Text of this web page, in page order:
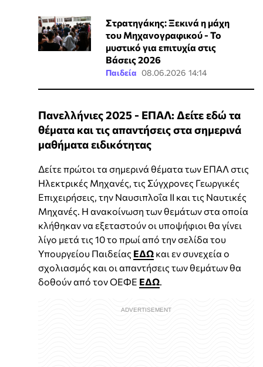
Στρατηγάκης: Ξεκινά η μάχη
του Μηχανογραφικού - Το
μυστικό για επιτυχία στις
Βάσεις 2026
Παιδεία 08.06.2026 14:14
Πανελλήνιες 2025 - ΕΠΑΛ: Δείτε εδώ τα
θέματα και τις απαντήσεις στα σημερινά
μαθήματα ειδικότητας
Δείτε πρώτοι τα σημερινά θέματα των ΕΠΑΛ στις
Ηλεκτρικές Μηχανές, τις Σύγχρονες Γεωργικές
Επιχειρήσεις, την Ναυσιπλοΐα ΙΙ και τις Ναυτικές
Μηχανές. Η ανακοίνωση των θεμάτων στα οποία
κλήθηκαν να εξεταστούν οι υποψήφιοι θα γίνει
λίγο μετά τις 10 το πρωί από την σελίδα του
Υπουργείου Παιδείας ΕΔΩ και εν συνεχεία ο
σχολιασμός και οι απαντήσεις των θεμάτων θα
δοθούν από τον ΟΕΦΕ ΕΔΩ.